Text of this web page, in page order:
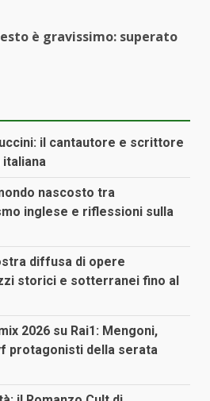
è gravissimo: superato
il cantautore e scrittore
italiana
nascosto tra
inglese e riflessioni sulla
diffusa di opere
storici e sotterranei fino al
2026 su Rai1: Mengoni,
protagonisti della serata